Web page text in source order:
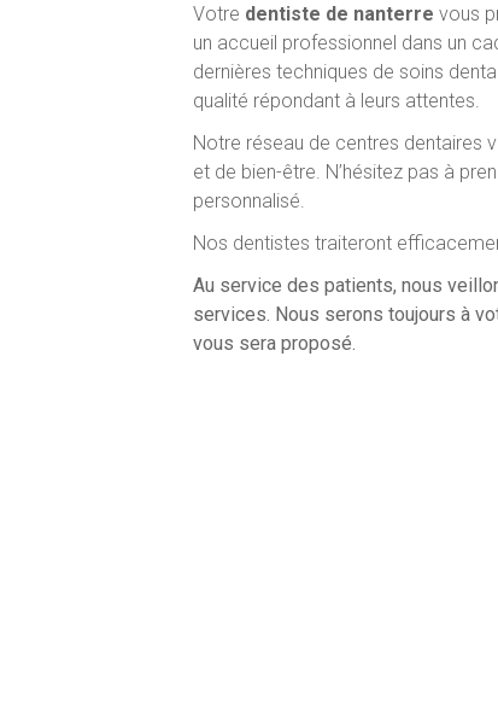
Votre dentiste de nanterre vous
un accueil professionnel dans un
dernières techniques de soins
qualité répondant à leurs attentes.
Notre réseau de centres dentaires
et de bien-être. N’hésitez pas à
personnalisé.
Nos dentistes traiteront
Au service des patients, nous
services. Nous serons toujours à
vous sera proposé.